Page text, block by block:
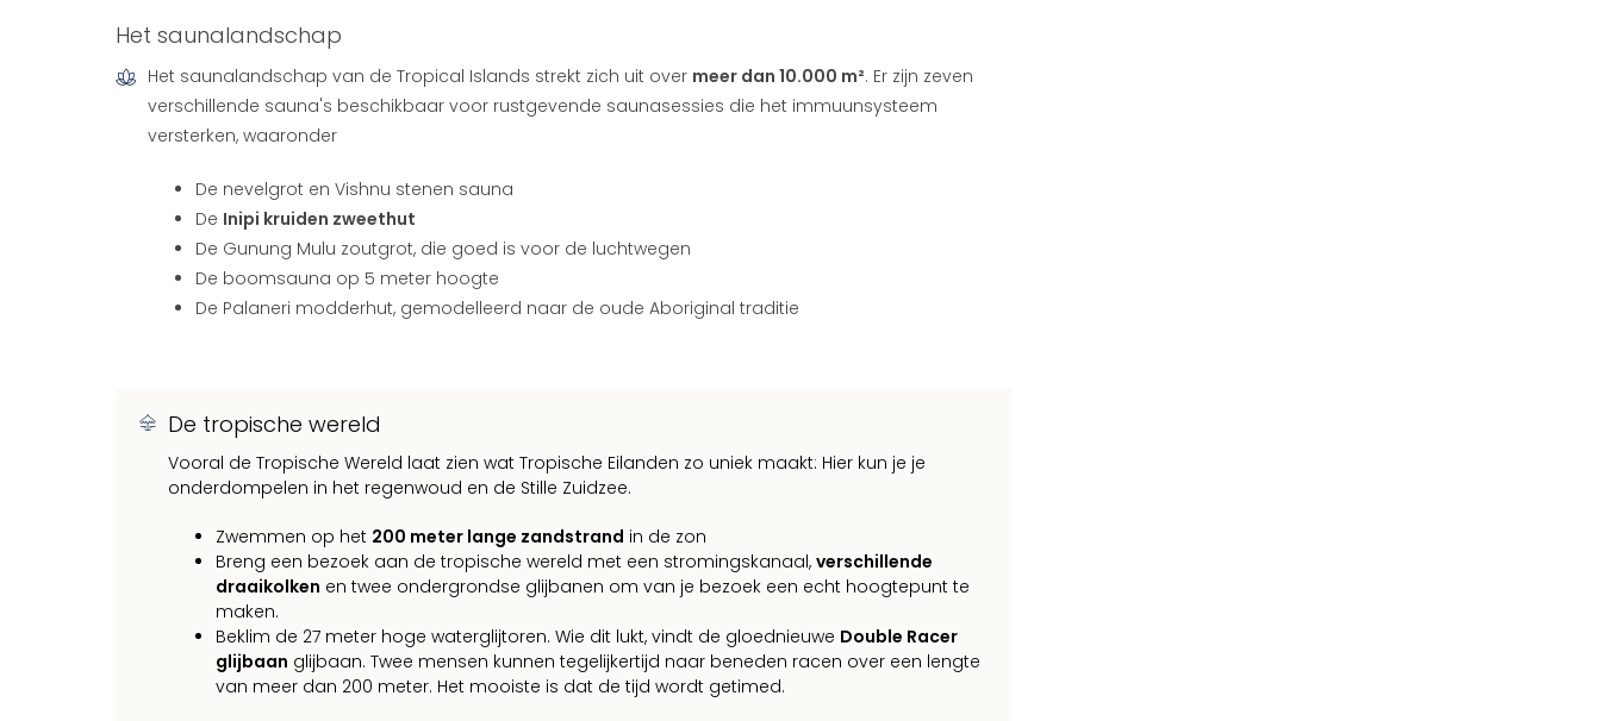
Het saunalandschap
Het saunalandschap van de Tropical Islands strekt zich uit over meer dan 10.000 m². Er zijn zeven
verschillende sauna's beschikbaar voor rustgevende saunasessies die het immuunsysteem
versterken, waaronder
De nevelgrot en Vishnu stenen sauna
De Inipi kruiden zweethut
De Gunung Mulu zoutgrot, die goed is voor de luchtwegen
De boomsauna op 5 meter hoogte
De Palaneri modderhut, gemodelleerd naar de oude Aboriginal traditie
De tropische wereld
Vooral de Tropische Wereld laat zien wat Tropische Eilanden zo uniek maakt: Hier kun je je
onderdompelen in het regenwoud en de Stille Zuidzee.
Zwemmen op het 200 meter lange zandstrand in de zon
Breng een bezoek aan de tropische wereld met een stromingskanaal, verschillende
draaikolken en twee ondergrondse glijbanen om van je bezoek een echt hoogtepunt te
maken.
Beklim de 27 meter hoge waterglijtoren. Wie dit lukt, vindt de gloednieuwe Double Racer
glijbaan glijbaan. Twee mensen kunnen tegelijkertijd naar beneden racen over een lengte
van meer dan 200 meter. Het mooiste is dat de tijd wordt getimed.